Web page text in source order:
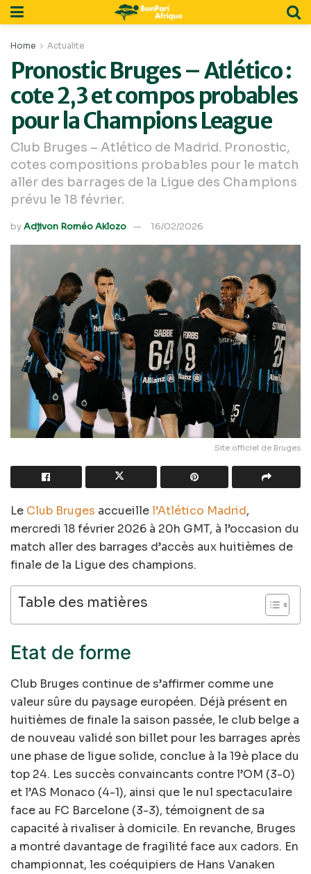
Home Actualite
Pronostic Bruges – Atlético :
cote 2,3 et compos probables
pour la Champions League
Club Bruges – Atlético de Madrid. Pronostic,
cotes compositions probables pour le match
aller des barrages de la Ligue des Champions
prévu le 18 février.
byAdjivon Roméo Aklozo 16/02/2026
Site officiel de Bruges
Le Club Bruges accueillel’Atlético Madrid,
mercredi 18 février 2026 à 20h GMT, à l’occasion du
match aller des barrages d’accès aux huitièmes de
finale de la Ligue des champions.
Table des matières
Etat de forme
Club Bruges continue de s’affirmer comme une
valeur sûre du paysage européen. Déjà présent en
huitièmes de finale la saison passée, le club belge a
de nouveau validé son billet pour les barrages après
une phase de ligue solide, conclue à la 19è place du
top 24. Les succès convaincants contre l’OM (3-0)
et l’AS Monaco (4-1), ainsi que le nul spectaculaire
face au FC Barcelone (3-3), témoignent de sa
capacité à rivaliser à domicile. En revanche, Bruges
a montré davantage de fragilité face aux cadors. En
championnat, les coéquipiers de Hans Vanaken